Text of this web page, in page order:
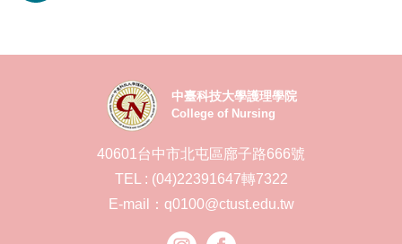
中臺科技大學護理學院
College of Nursing
40601台中市北屯區廍子路666號
TEL : (04)22391647轉7322
E-mail：q0100@ctust.edu.tw